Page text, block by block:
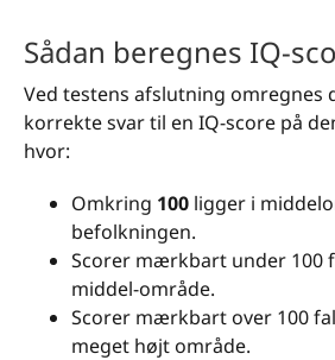
Sådan beregnes IQ-
Ved testens afslutning omregnes
korrekte svar til en IQ-score på
hvor:
Omkring 100 ligger i
befolkningen.
Scorer mærkbart under 100
middel-område.
Scorer mærkbart over 100
meget højt område.